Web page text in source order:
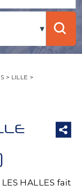
> LILLE >
HALLES fait